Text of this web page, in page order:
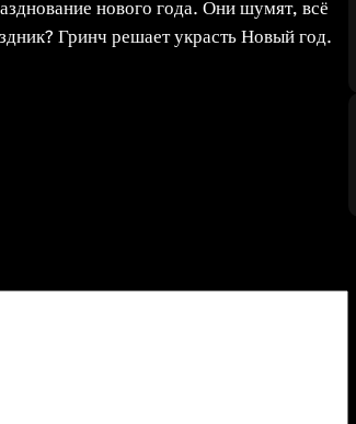
нового года. Они шумят, всё
Гринч решает украсть Новый год.